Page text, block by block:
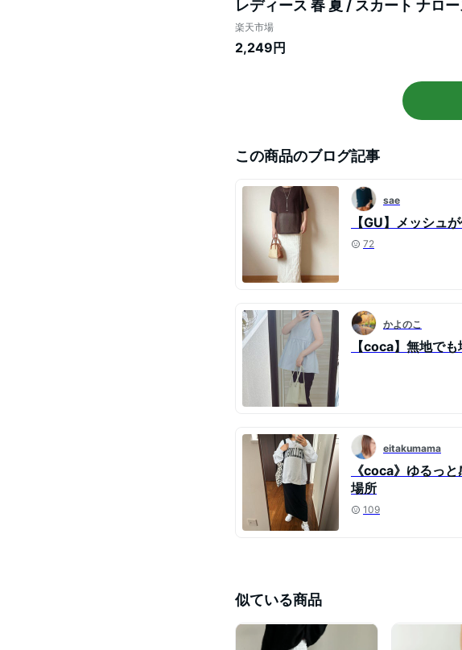
レディース 春 夏 / スカート ナロ
スカート バックスリット 通勤 オ
楽天市場
2,249円
この商品のブログ記事
sae
【GU】メッシュ
72
かよのこ
【coca】無地で
eitakumama
《coca》ゆるっ
場所
109
似ている商品